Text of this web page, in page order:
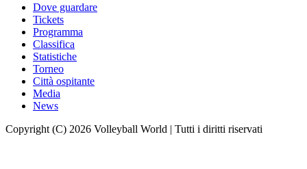
Dove guardare
Tickets
Programma
Classifica
Statistiche
Torneo
Città ospitante
Media
News
Copyright (C) 2026 Volleyball World | Tutti i diritti riservati